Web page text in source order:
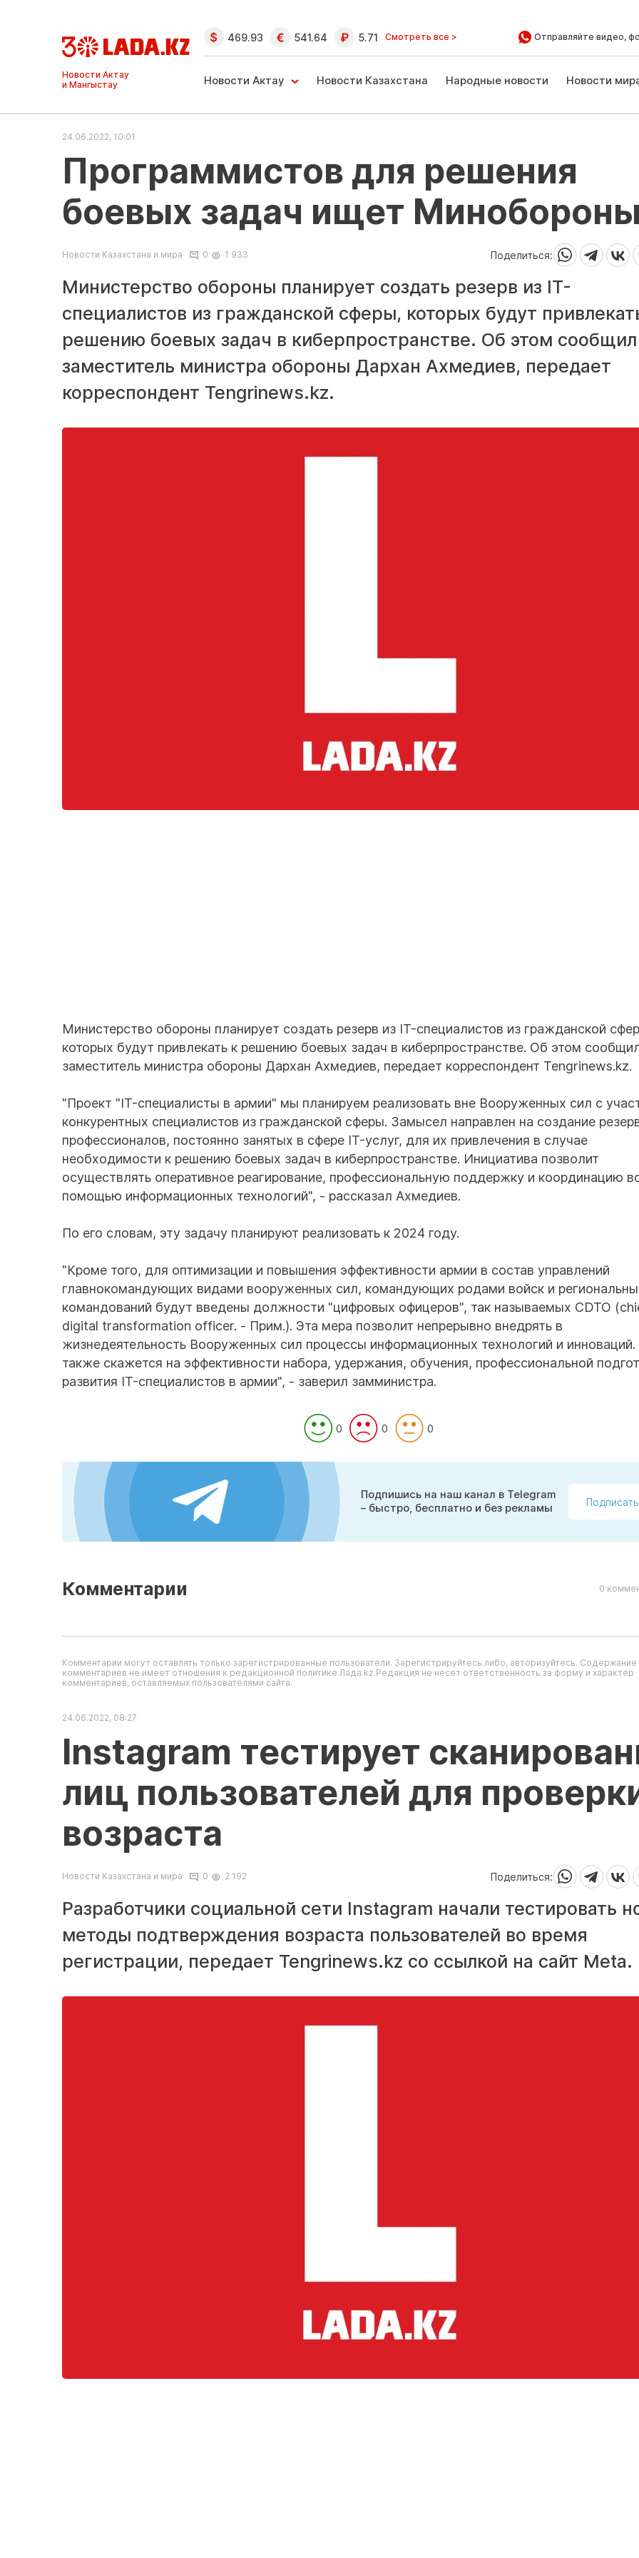
Ақтау және
Манғыстау
жаңалықтары
469.93 541.64 5.71 Смотреть все > Отправляйте видео,
Новости Актау Новости Казахстана Народные новости Новости
24.06.2022, 10:01
Программистов для решения
боевых задач ищет Минобороны
Новости Казахстана и мира 0 1 933 Поделиться:
Министерство обороны планирует создать резерв из IT-
специалистов из гражданской сферы, которых будут
решению боевых задач в киберпространстве. Об этом сообщил
заместитель министра обороны Дархан Ахмедиев, передает
корреспондент Tengrinews.kz.
Министерство обороны планирует создать резерв из IT-специалистов из гражданской
которых будут привлекать к решению боевых задач в киберпространстве. Об этом
заместитель министра обороны Дархан Ахмедиев, передает корреспондент Tengrinews.kz.
"Проект "IT-специалисты в армии" мы планируем реализовать вне Вооруженных сил с
конкурентных специалистов из гражданской сферы. Замысел направлен на создание
профессионалов, постоянно занятых в сфере IT-услуг, для их привлечения в случае
необходимости к решению боевых задач в киберпространстве. Инициатива позволит
осуществлять оперативное реагирование, профессиональную поддержку и координацию
помощью информационных технологий", - рассказал Ахмедиев.
По его словам, эту задачу планируют реализовать к 2024 году.
"Кроме того, для оптимизации и повышения эффективности армии в состав управлений
главнокомандующих видами вооруженных сил, командующих родами войск и
командований будут введены должности "цифровых офицеров", так называемых CDTO
digital transformation officer. - Прим.). Эта мера позволит непрерывно внедрять в
жизнедеятельность Вооруженных сил процессы информационных технологий и
также скажется на эффективности набора, удержания, обучения, профессиональной
развития IT-специалистов в армии", - заверил замминистра.
0 0 0
Подпишись на наш канал в Telegram
– быстро, бесплатно и без рекламы
Комментарии 0
Комментарии могут оставлять только зарегистрированные пользователи. Зарегистрируйтесь либо, авторизуйтесь. Содержание
комментариев не имеет отношения к редакционной политике Лада.kz.Редакция не несет ответственность за форму и характер
комментариев, оставляемых пользователями сайта.
24.06.2022, 08:27
Instagram тестирует
лиц пользователей для
возраста
Новости Казахстана и мира 0 2 192 Поделиться:
Разработчики социальной сети Instagram начали тестировать
методы подтверждения возраста пользователей во время
регистрации, передает Tengrinews.kz со ссылкой на сайт Meta.